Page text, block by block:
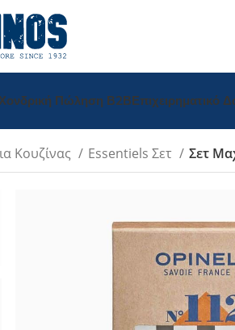
Tradition
Carbon
Inox Χρωματιστά
Μπρελόκ
Inox Σκαλιστά
Πολύτιμα Ξύλα
Πώληση Β2ΒΕπιχειρηματικό
Κουζίνας Essentiels Σετ Σετ